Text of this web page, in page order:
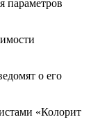
параметров
о его
«Колорит